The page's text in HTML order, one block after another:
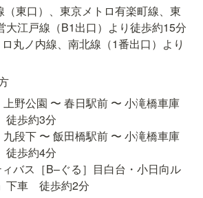
東口）、東京メトロ有楽町線、東
大江戸線（B1出口）より徒歩約15分
丸ノ内線、南北線（1番出口）より
野公園 〜 春日駅前 〜 小滝橋車庫
徒歩約3分
段下 〜 飯田橋駅前 〜 小滝橋車庫
徒歩約4分
バス［B–ぐる］目白台・小日向ル
下車　徒歩約2分